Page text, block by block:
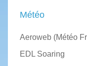
Météo
Aeroweb (Météo
EDL Soaring